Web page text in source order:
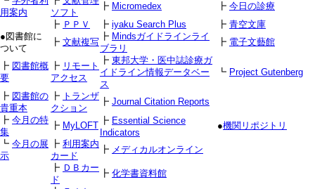
用案内
ソフト
┣ Micromedex ┣ 今日の診療
┣ ＰＰＶ ┣ iyaku Search Plus ┣ 青空文庫
●図書館に
ついて
┣ 文献複写
┣ Mindsガイドラインライ
ブラリ
┣ 電子文藝館
┣ 図書館概
要
┣ リモート
アクセス
┣ 東邦大学・医中誌診療ガ
イドライン情報データベー
ス
┗ Project Gutenberg
┣ 図書館の
貴重本
┣ トランザ
クション
┣ Journal Citation Reports
┣ 今月の特
集
┣ MyLOFT ┣ Essential Science
Indicators
●機関リポジトリ
┗ 今月の展
示
┣ 利用案内
カード
┣ メディカルオンライン
┣ ＤＢカー
ド
┣ 化学書資料館